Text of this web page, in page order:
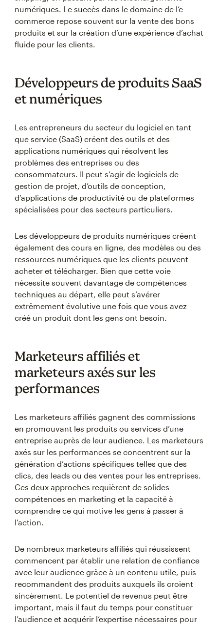
numériques. Le succès dans le domaine de l’e-
commerce repose souvent sur la vente des bons
produits et sur la création d’une expérience d’achat
fluide pour les clients.
Développeurs de produits SaaS
et numériques
Les entrepreneurs du secteur du logiciel en tant
que service (SaaS) créent des outils et des
applications numériques qui résolvent les
problèmes des entreprises ou des
consommateurs. Il peut s’agir de logiciels de
gestion de projet, d’outils de conception,
d’applications de productivité ou de plateformes
spécialisées pour des secteurs particuliers.
Les développeurs de produits numériques créent
également des cours en ligne, des modèles ou des
ressources numériques que les clients peuvent
acheter et télécharger. Bien que cette voie
nécessite souvent davantage de compétences
techniques au départ, elle peut s’avérer
extrêmement évolutive une fois que vous avez
créé un produit dont les gens ont besoin.
Marketeurs affiliés et
marketeurs axés sur les
performances
Les marketeurs affiliés gagnent des commissions
en promouvant les produits ou services d’une
entreprise auprès de leur audience. Les marketeurs
axés sur les performances se concentrent sur la
génération d’actions spécifiques telles que des
clics, des leads ou des ventes pour les entreprises.
Ces deux approches requièrent de solides
compétences en marketing et la capacité à
comprendre ce qui motive les gens à passer à
l’action.
De nombreux marketeurs affiliés qui réussissent
commencent par établir une relation de confiance
avec leur audience grâce à un contenu utile, puis
recommandent des produits auxquels ils croient
sincèrement. Le potentiel de revenus peut être
important, mais il faut du temps pour constituer
l’audience et acquérir l’expertise nécessaires pour